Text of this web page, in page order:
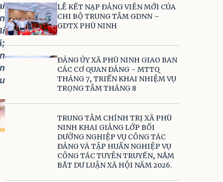
LỄ KẾT NẠP ĐẢNG VIÊN MỚI CỦA
CHI BỘ TRUNG TÂM GDNN –
GDTX PHÙ NINH
ĐẢNG ỦY XÃ PHÙ NINH GIAO BAN
CÁC CƠ QUAN ĐẢNG - MTTQ
THÁNG 7, TRIỂN KHAI NHIỆM VỤ
TRỌNG TÂM THÁNG 8
TRUNG TÂM CHÍNH TRỊ XÃ PHÙ
NINH KHAI GIẢNG LỚP BỒI
DƯỠNG NGHIỆP VỤ CÔNG TÁC
ĐẢNG VÀ TẬP HUẤN NGHIỆP VỤ
CÔNG TÁC TUYÊN TRUYỀN, NẮM
BẮT DƯ LUẬN XÃ HỘI NĂM 2026.